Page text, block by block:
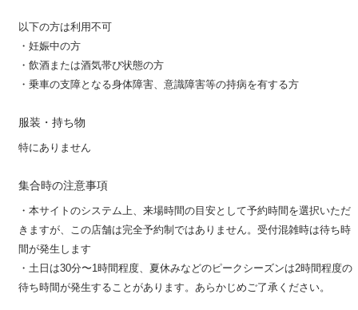
以下の方は利用不可
・妊娠中の方
・飲酒または酒気帯び状態の方
・乗車の支障となる身体障害、意識障害等の持病を有する方
服装・持ち物
特にありません
集合時の注意事項
・本サイトのシステム上、来場時間の目安として予約時間を選択いただ
きますが、この店舗は完全予約制ではありません。受付混雑時は待ち時
間が発生します
・土日は30分〜1時間程度、夏休みなどのピークシーズンは2時間程度の
待ち時間が発生することがあります。あらかじめご了承ください。